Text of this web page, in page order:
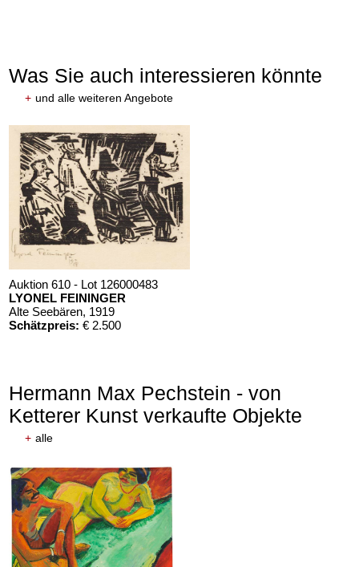
Was Sie auch interessieren könnte
+ und alle weiteren Angebote
Auktion 610 - Lot 126000483
LYONEL FEININGER
Alte Seebären, 1919
Schätzpreis: € 2.500
Auktion 610 - Lot 426000325
J. GOETHE
Faust, 1924
Schätzpreis:€ 1.500
Hermann Max Pechstein - von
Ketterer Kunst verkaufte Objekte
+ alle